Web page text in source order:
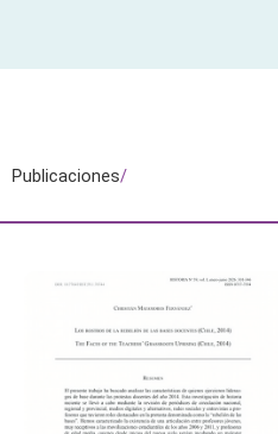
Publicaciones/